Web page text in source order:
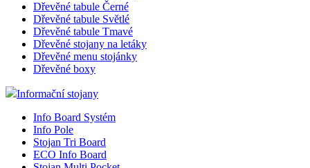
Dřevěné tabule Černé
Dřevěné tabule Světlé
Dřevěné tabule Tmavé
Dřevěné stojany na letáky
Dřevěné menu stojánky
Dřevěné boxy
Informační stojany
Info Board Systém
Info Pole
Stojan Tri Board
ECO Info Board